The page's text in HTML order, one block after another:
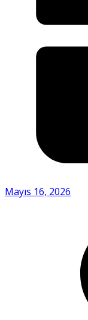
Mayıs 16, 2026